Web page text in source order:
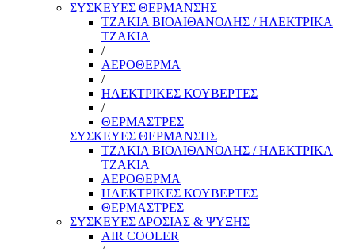
ΣΥΣΚΕΥΕΣ ΘΕΡΜΑΝΣΗΣ
ΤΖΑΚΙΑ ΒΙΟΑΙΘΑΝΟΛΗΣ / ΗΛΕΚΤΡΙΚΑ
ΤΖΑΚΙΑ
/
ΑΕΡΟΘΕΡΜΑ
/
ΗΛΕΚΤΡΙΚΕΣ ΚΟΥΒΕΡΤΕΣ
/
ΘΕΡΜΑΣΤΡΕΣ
ΣΥΣΚΕΥΕΣ ΘΕΡΜΑΝΣΗΣ
ΤΖΑΚΙΑ ΒΙΟΑΙΘΑΝΟΛΗΣ / ΗΛΕΚΤΡΙΚΑ
ΤΖΑΚΙΑ
ΑΕΡΟΘΕΡΜΑ
ΗΛΕΚΤΡΙΚΕΣ ΚΟΥΒΕΡΤΕΣ
ΘΕΡΜΑΣΤΡΕΣ
ΣΥΣΚΕΥΕΣ ΔΡΟΣΙΑΣ & ΨΥΞΗΣ
AIR COOLER